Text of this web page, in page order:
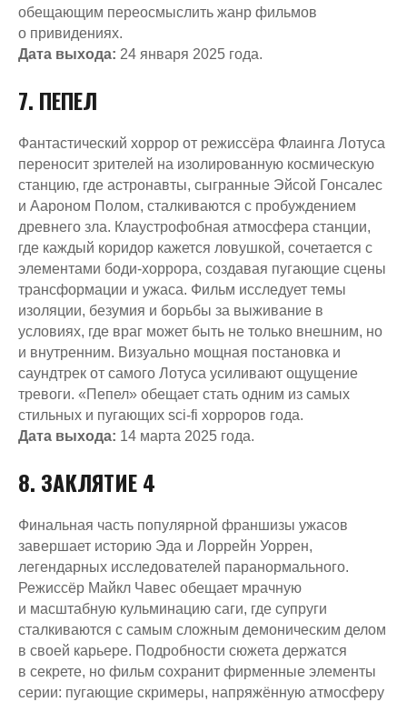
обещающим переосмыслить жанр фильмов
о привидениях.
Дата выхода: 24 января 2025 года.
7. ПЕПЕЛ
Фантастический хоррор от режиссёра Флаинга Лотуса
переносит зрителей на изолированную космическую
станцию, где астронавты, сыгранные Эйсой Гонсалес
и Аароном Полом, сталкиваются с пробуждением
древнего зла. Клаустрофобная атмосфера станции,
где каждый коридор кажется ловушкой, сочетается с
элементами боди-хоррора, создавая пугающие сцены
трансформации и ужаса. Фильм исследует темы
изоляции, безумия и борьбы за выживание в
условиях, где враг может быть не только внешним, но
и внутренним. Визуально мощная постановка и
саундтрек от самого Лотуса усиливают ощущение
тревоги. «Пепел» обещает стать одним из самых
стильных и пугающих sci-fi хорроров года.
Дата выхода: 14 марта 2025 года.
8. ЗАКЛЯТИЕ 4
Финальная часть популярной франшизы ужасов
завершает историю Эда и Лоррейн Уоррен,
легендарных исследователей паранормального.
Режиссёр Майкл Чавес обещает мрачную
и масштабную кульминацию саги, где супруги
сталкиваются с самым сложным демоническим делом
в своей карьере. Подробности сюжета держатся
в секрете, но фильм сохранит фирменные элементы
серии: пугающие скримеры, напряжённую атмосферу
Оставьте свой номер и менеджер
Виктория вам перезвонит
Номер телефона:
+7
конфиденциальности
согласие на обработку персональных
Оставить номер
Остались вопросы?